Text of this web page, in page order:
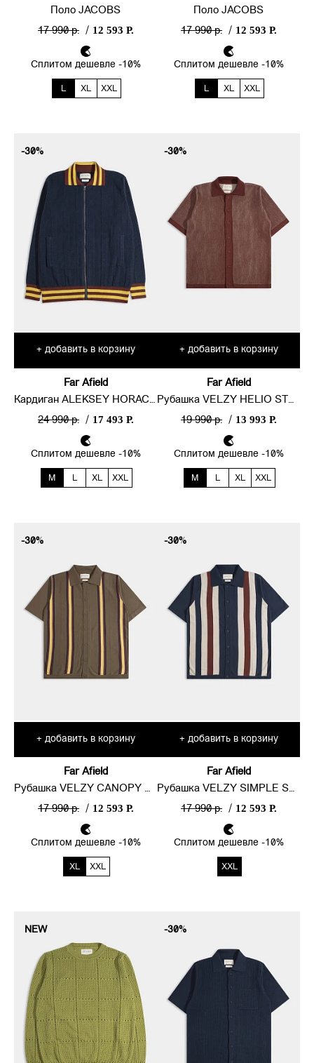
Поло JACOBS
17 990 р.
/ 12 593 Р.
Сплитом дешевле -10%
L XL XXL
Поло JACOBS
17 990 р.
/ 12 593 Р.
Сплитом дешевле -10%
L XL XXL
-30%
+ добавить в корзину
Far Afield
Кардиган ALEKSEY HORACE STRIPE
24 990 р.
/ 17 493 Р.
Сплитом дешевле -10%
M L XL XXL
-30%
+ добавить в корзину
Far Afield
Рубашка VELZY HELIO STRIPE
19 990 р.
/ 13 993 Р.
Сплитом дешевле -10%
M L XL XXL
-30%
+ добавить в корзину
Far Afield
Рубашка VELZY CANOPY STRIPE
17 990 р.
/ 12 593 Р.
Сплитом дешевле -10%
XL XXL
-30%
+ добавить в корзину
Far Afield
Рубашка VELZY SIMPLE STRIPE
17 990 р.
/ 12 593 Р.
Сплитом дешевле -10%
XXL
NEW -30%